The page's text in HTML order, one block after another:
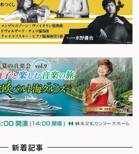
新着記事